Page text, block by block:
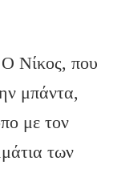
Νίκος, που
μπάντα,
με τον
των